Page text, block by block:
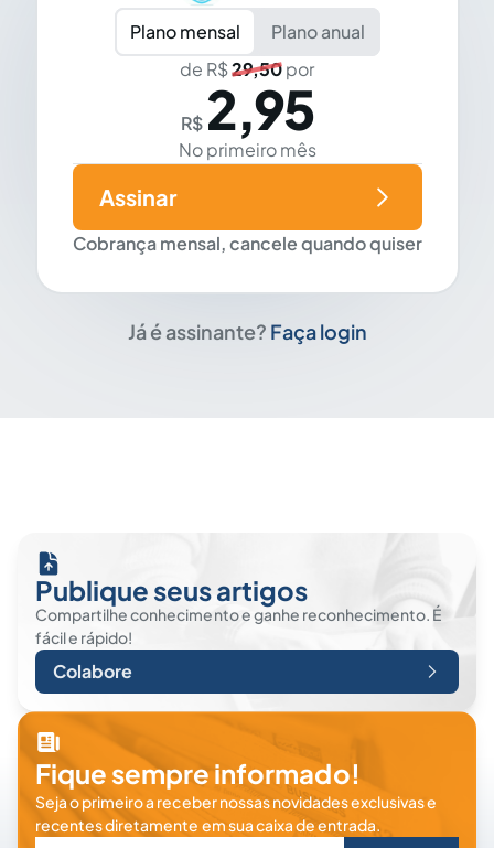
Plano mensal
Plano anual
de R$29,50por
R$ 2,95
No primeiro mês
Cobrança mensal, cancele quando quiser
Assinar
Já é assinante? Faça login
Publique seus artigos
Compartilhe conhecimento e ganhe reconhecimento. É
fácil e rápido!
Colabore
Fique sempre informado!
Seja o primeiro a receber nossas novidades exclusivas e
recentes diretamente em sua caixa de entrada.